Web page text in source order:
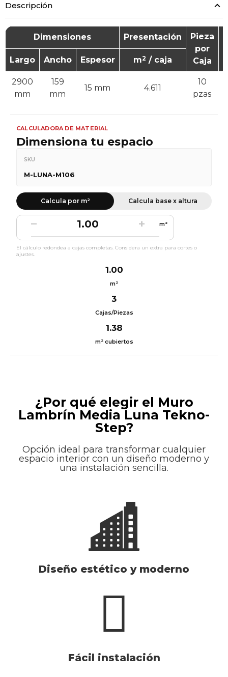
Descripción
Dimensiones Presentación
Pieza
por
Caja
Largo Ancho Espesor m2 / caja
2900
mm
159
mm
15 mm 4.611
10
pzas
CALCULADORA DE MATERIAL
Dimensiona tu espacio
SKU
M-LUNA-M106
Calcula por m² Calcula base x altura
− + m²
El cálculo redondea a cajas completas. Considera un extra para cortes o
ajustes.
1.00
m²
3
Cajas/Piezas
1.38
m² cubiertos
¿Por qué elegir el Muro
Lambrín Media Luna Tekno-
Step?
Opción ideal para transformar cualquier
espacio interior con un diseño moderno y
una instalación sencilla.
Diseño estético y moderno
Fácil instalación